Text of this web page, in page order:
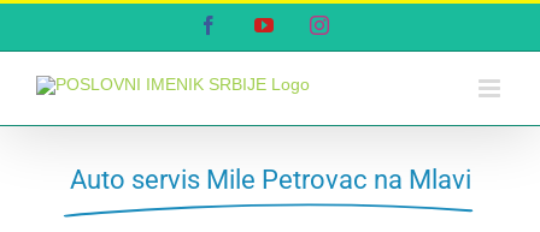
FacebookYouTubeInstagram
Auto servis Mile Petrovac na Mlavi